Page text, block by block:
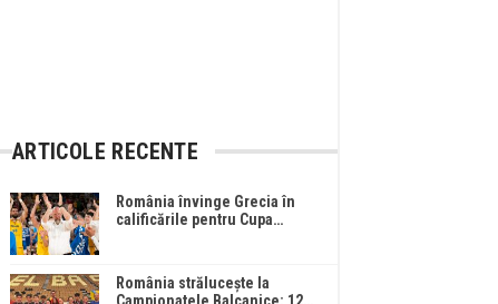
ARTICOLE RECENTE
România învinge Grecia în
calificările pentru Cupa…
România strălucește la